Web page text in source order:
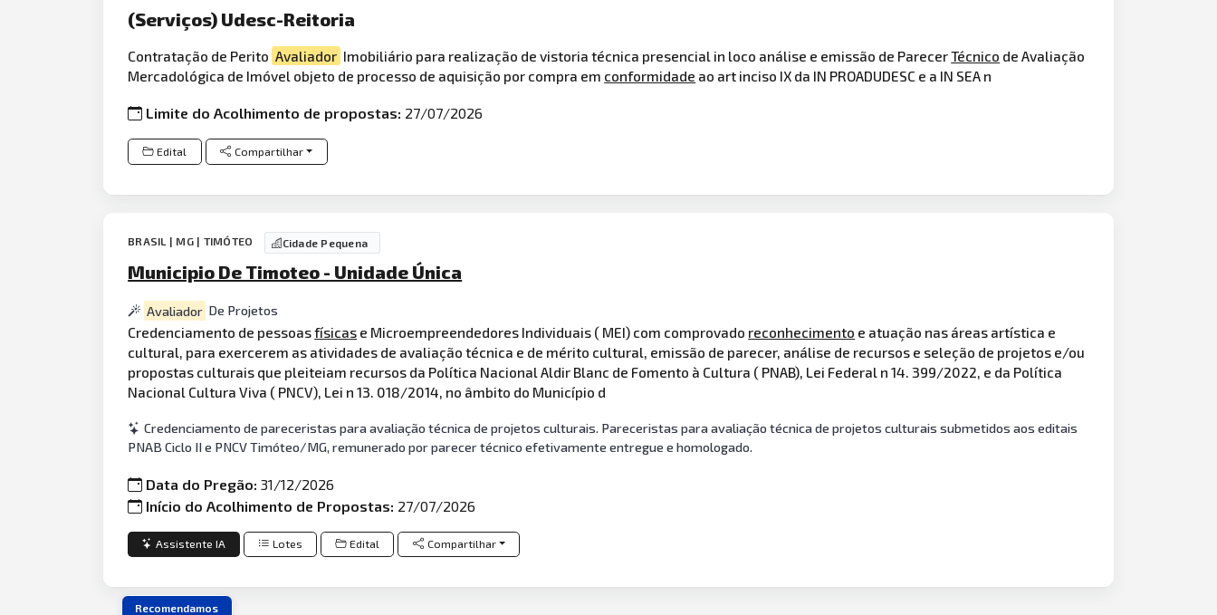
(Serviços) Udesc-Reitoria
Contratação de Perito Avaliador Imobiliário para realização de vistoria técnica presencial in loco análise e emissão de ParecerTécnico de Avaliação
Mercadológica de Imóvel objeto de processo de aquisição por compra em conformidade ao art inciso IX da IN PROADUDESC e a IN SEA n
Limite do Acolhimento de propostas: 27/07/2026
Edital Compartilhar
BRASIL | MG | TIMÓTEO Cidade Pequena
Municipio De Timoteo - Unidade Única
Avaliador De Projetos
Credenciamento de pessoasfísicas e Microempreendedores Individuais ( MEI) com comprovado reconhecimento e atuação nas áreas artística e
cultural, para exercerem as atividades de avaliação técnica e de mérito cultural, emissão de parecer, análise de recursos e seleção de projetos e/ou
propostas culturais que pleiteiam recursos da Política Nacional Aldir Blanc de Fomento à Cultura ( PNAB), Lei Federal n 14. 399/2022, e da Política
Nacional Cultura Viva ( PNCV), Lei n 13. 018/2014, no âmbito do Município d
Credenciamento de pareceristas para avaliação técnica de projetos culturais. Pareceristas para avaliação técnica de projetos culturais submetidos aos editais
PNAB Ciclo II e PNCV Timóteo/MG, remunerado por parecer técnico efetivamente entregue e homologado.
Data do Pregão:31/12/2026
Início do Acolhimento de Propostas: 27/07/2026
Assistente IA Lotes Edital Compartilhar
Recomendamos